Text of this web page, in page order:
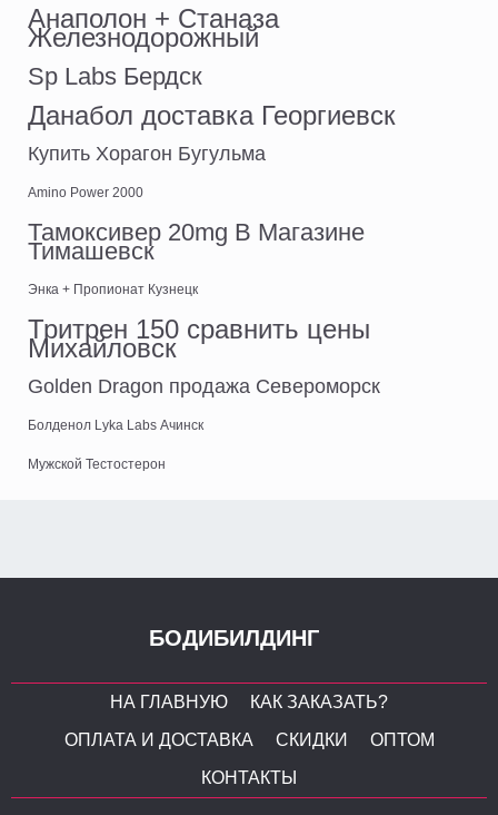
Анаполон + Станаза
Железнодорожный
Sp Labs Бердск
Данабол доставка Георгиевск
Купить Хорагон Бугульма
Amino Power 2000
Тамоксивер 20mg В Магазине
Тимашевск
Энка + Пропионат Кузнецк
Тритрен 150 сравнить цены
Михайловск
Golden Dragon продажа Североморск
Болденол Lyka Labs Ачинск
Мужской Тестостерон
БОДИБИЛДИНГ
НА ГЛАВНУЮ
КАК ЗАКАЗАТЬ?
ОПЛАТА И ДОСТАВКА
СКИДКИ
ОПТОМ
КОНТАКТЫ